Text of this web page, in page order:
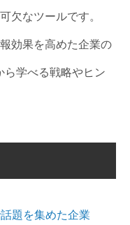
欠なツールです。
効果を高めた企業の
ら学べる戦略やヒン
題を集めた企業